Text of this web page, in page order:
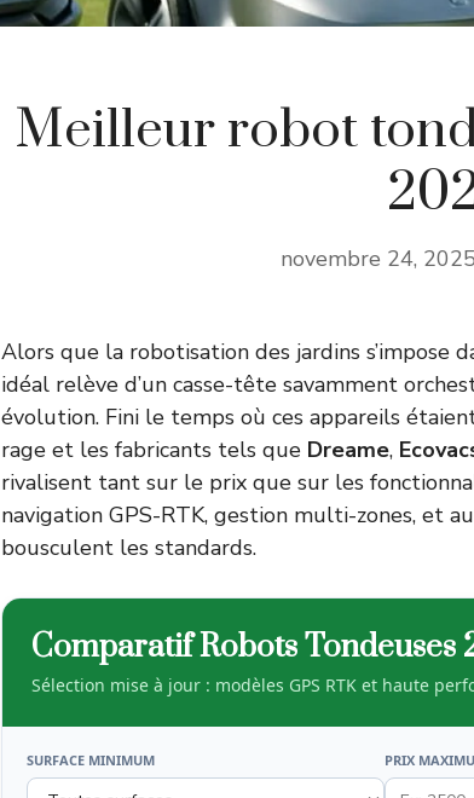
Meilleur robot
novembre 24, 2025
Alors que la robotisation des jardins s’impose
idéal relève d’un casse-tête savamment
évolution. Fini le temps où ces appareils
rage et les fabricants tels que Dreame,
rivalisent tant sur le prix que sur les
navigation GPS-RTK, gestion multi-zones, et
bousculent les standards.
Comparatif Robots Tondeuses
Sélection mise à jour : modèles GPS RTK et haute
SURFACE MINIMUM PRIX